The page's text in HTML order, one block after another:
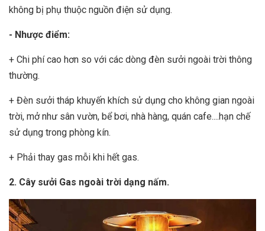
không bị phụ thuộc nguồn điện sử dụng.
- Nhược điểm:
+ Chi phí cao hơn so với các dòng đèn sưởi ngoài trời thông
thường.
+ Đèn sưởi tháp khuyến khích sử dụng cho không gian ngoài
trời, mở như sân vườn, bể bơi, nhà hàng, quán cafe....hạn chế
sử dụng trong phòng kín.
+ Phải thay gas mỗi khi hết gas.
2. Cây sưởi Gas ngoài trời dạng nấm.